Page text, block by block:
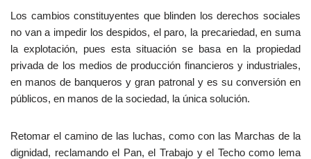
Los cambios constituyentes que blinden los derechos sociales
no van a impedir los despidos, el paro, la precariedad, en suma
la explotación, pues esta situación se basa en la propiedad
privada de los medios de producción financieros y industriales,
en manos de banqueros y gran patronal y es su conversión en
públicos, en manos de la sociedad, la única solución.
Retomar el camino de las luchas, como con las Marchas de la
dignidad, reclamando el Pan, el Trabajo y el Techo como lema